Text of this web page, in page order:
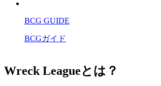
BCG GUIDE
BCGガイド
Wreck Leagueとは？